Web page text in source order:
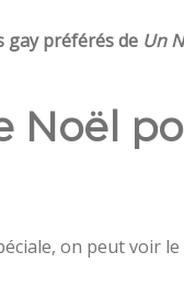
gay préférés de Un
Noël
on peut voir